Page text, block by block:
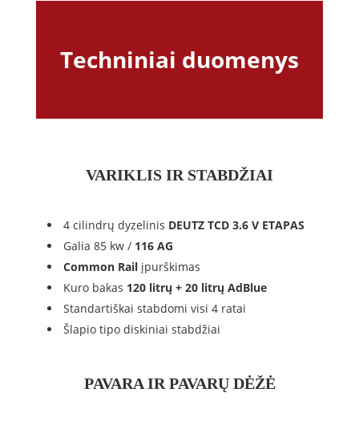
Techniniai duomenys
VARIKLIS IR STABDŽIAI
4 cilindrų dyzelinis DEUTZ TCD 3.6 V ETAPAS
Galia 85 kw / 116 AG
Common Railįpurškimas
Kuro bakas 120 litrų + 20 litrų AdBlue
Standartiškai stabdomi visi 4 ratai
Šlapio tipo diskiniai stabdžiai
PAVARA IR PAVARŲ DĖŽĖ